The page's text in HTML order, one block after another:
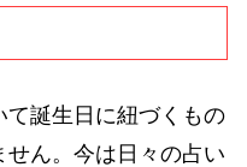
て誕生日に紐づくもの
ん。今は日々の占い